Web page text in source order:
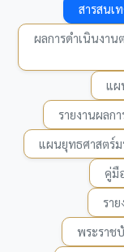
สารสนเ
ผลการดำเนินงา
แผ
รายงานผลก
แผนยุทธศาสตร์
คู่มื
รา
พระราช